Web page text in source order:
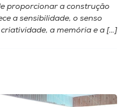
proporcionar a construção
a sensibilidade, o senso
a memória e a […]